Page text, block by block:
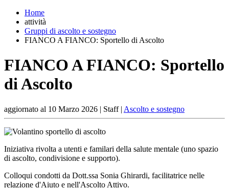
Home
attività
Gruppi di ascolto e sostegno
FIANCO A FIANCO: Sportello di Ascolto
FIANCO A FIANCO: Sportello
di Ascolto
aggiornato al 10 Marzo 2026 | Staff | Ascolto e sostegno
Iniziativa rivolta a utenti e familari della salute mentale (uno spazio
di ascolto, condivisione e supporto).
Colloqui condotti da Dott.ssa Sonia Ghirardi, facilitatrice nelle
relazione d'Aiuto e nell'Ascolto Attivo.